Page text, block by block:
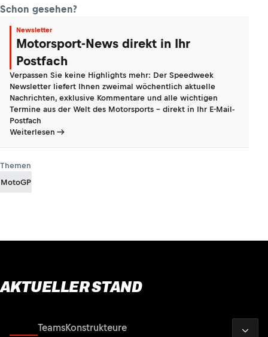
Schon gesehen?
Newsletter
Motorsport-News direkt in Ihr
Postfach
Verpassen Sie keine Highlights mehr: Der Speedweek
Newsletter liefert Ihnen zweimal wöchentlich aktuelle
Nachrichten, exklusive Kommentare und alle wichtigen
Termine aus der Welt des Motorsports - direkt in Ihr E-Mail-
Postfach
Weiterlesen
Themen
MotoGP
AKTUELLER STAND
TeamsKonstrukteure